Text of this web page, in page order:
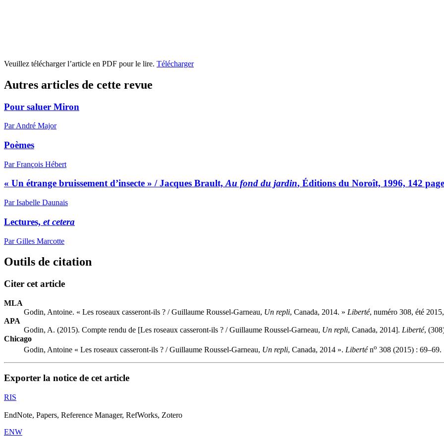
Veuillez télécharger l’article en PDF pour le lire. Télécharger
Autres articles de cette revue
Pour saluer Miron
Par André Major
Poèmes
Par François Hébert
« Un étrange bruissement d’insecte » / Jacques Brault,Au fond du jardin, Éditions du Noroît, 1996, 142
Par Isabelle Daunais
Lectures, et cetera
Par Gilles Marcotte
Outils de citation
Citer cet article
MLA
Godin, Antoine. « Les roseaux casseront-ils ? / Guillaume Roussel-Garneau, Un repli, Canada, 2014. » Liberté, numéro 308, été
APA
Godin, A. (2015). Compte rendu de [Les roseaux casseront-ils ? / Guillaume Roussel-Garneau, Un repli, Canada, 2014]. Liberté,
Chicago
Godin, Antoine « Les roseaux casseront-ils ? / Guillaume Roussel-Garneau, Un repli, Canada, 2014 ». Liberténo 308 (2015) : 69–69.
Exporter la notice de cet article
RIS
EndNote, Papers, Reference Manager, RefWorks, Zotero
ENW